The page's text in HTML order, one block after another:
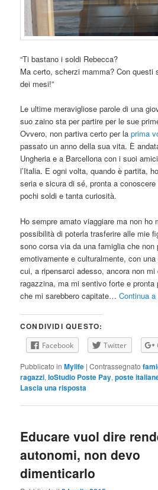
“Ti bastano i soldi Rebecca?
Ma certo, scherzi mamma? Con
dei mesi!”
Le ultime meravigliose parole di una
suo zaino sta per partire per le sue
Ovvero, non partiva certo per laprima
passato un anno della sua vita. È
Ungheria e a Barcellona con i suoi
l’Italia. E ogni volta, quando è partita,
seria e sicura di sé, pronta a
pochi soldi e tanta curiosità.
Ho sempre amato viaggiare ma non ho
possibilità di poterla trasferire alle mie
sono corsa via da una famiglia che non
emotivamente e culturalmente, con
cui, a ripensarci adesso, ancora non
ragazzina, ma mi sentivo forte e
che mi sarebbero capitate…Continua a
CONDIVIDI QUESTO:
Facebook Twitter
Pubblicato in Mylife |Contrassegnato
ragazzi,IoStudio Poste Pay,poste
Lascia una risposta
Educare vuol dire
autonomi, non devo
dimenticarlo